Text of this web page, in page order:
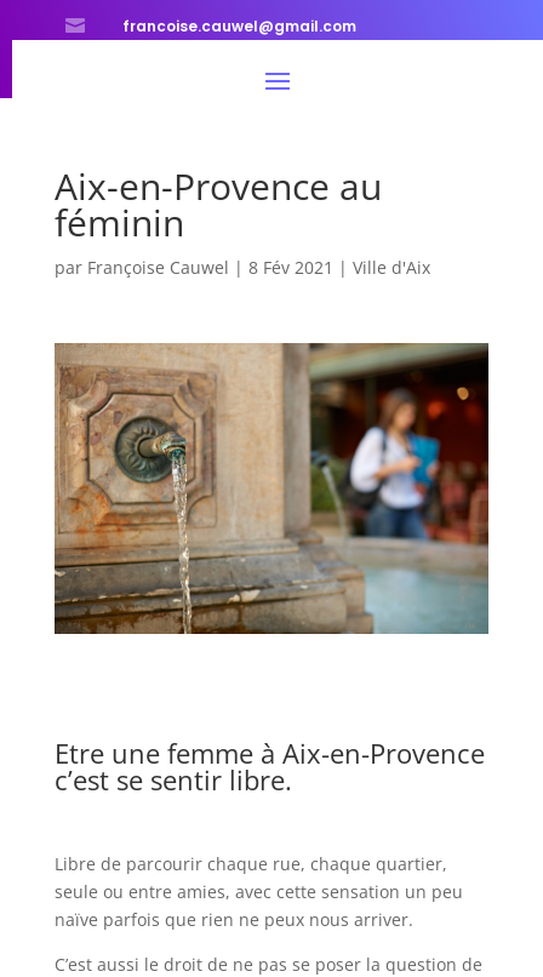
 francoise.cauwel@gmail.com
Aix-en-Provence au
féminin
par Françoise Cauwel | 8 Fév 2021 | Ville d'Aix
Etre une femme à Aix-en-Provence
c’est se sentir libre.
Libre de parcourir chaque rue, chaque quartier,
seule ou entre amies, avec cette sensation un peu
naïve parfois que rien ne peux nous arriver.
C’est aussi le droit de ne pas se poser la question de